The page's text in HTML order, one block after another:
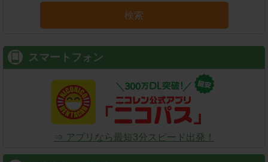
検索
スマートフォン
⇒ アプリなら最短3分スピード出発！